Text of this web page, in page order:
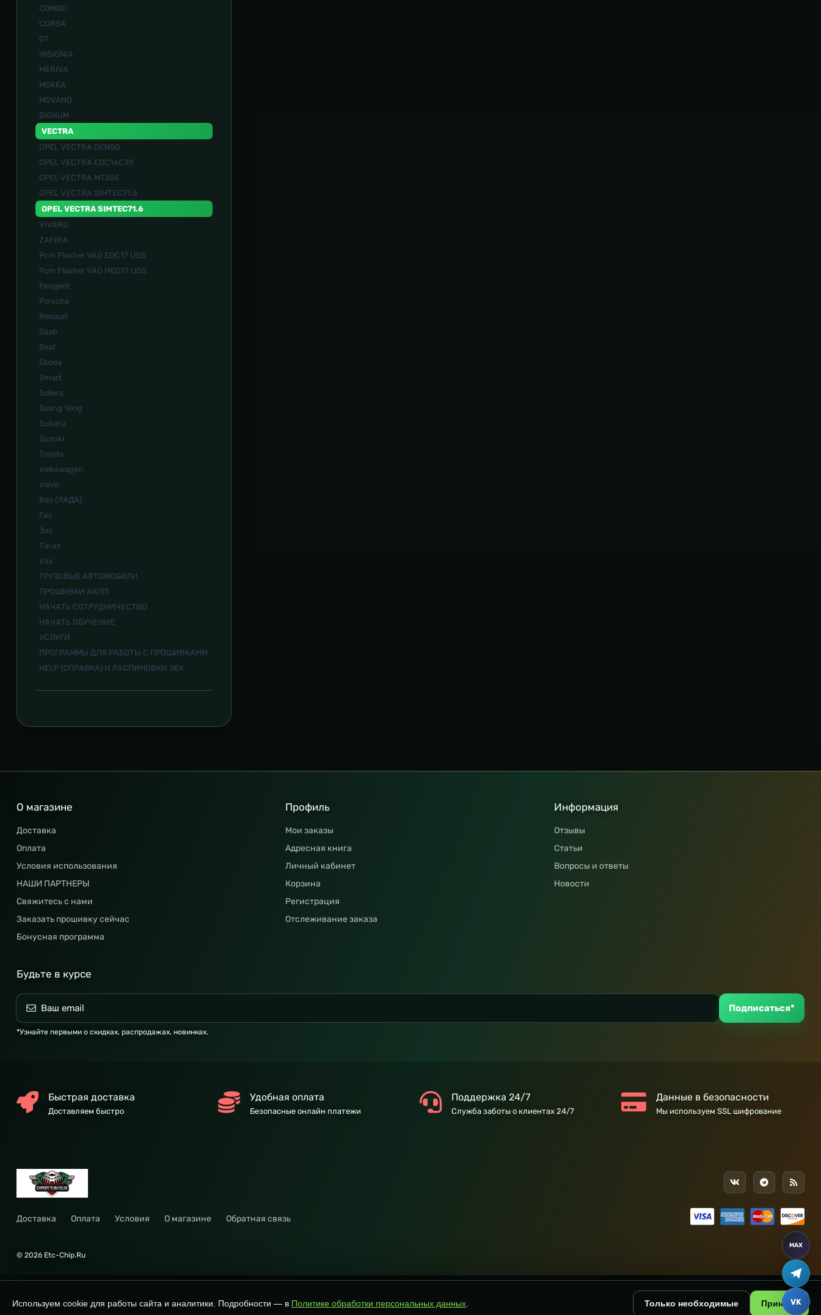
COMBO
CORSA
GT
INSIGNIA
MERIVA
MOKKA
MOVANO
SIGNUM
VECTRA
OPEL VECTRA DENSO
OPEL VECTRA EDC16C39
OPEL VECTRA MT35E
OPEL VECTRA SIMTEC71.5
OPEL VECTRA SIMTEC71.6
VIVARO
ZAFIRA
Pcm Flasher VAG EDC17 UDS
Pcm Flasher VAG MED17 UDS
Peugeot
Porsche
Renault
Saab
Seat
Skoda
Smart
Sollers
Ssang Yong
Subaru
Suzuki
Toyota
Volkswagen
Volvo
Ваз (ЛАДА)
Газ
Заз
Тагаз
Уаз
ГРУЗОВЫЕ АВТОМОБИЛИ
ПРОШИВКИ АКПП
НАЧАТЬ СОТРУДНИЧЕСТВО
НАЧАТЬ ОБУЧЕНИЕ
УСЛУГИ
ПРОГРАММЫ ДЛЯ РАБОТЫ С ПРОШИВКАМИ
HELP (СПРАВКА) И РАСПИНОВКИ ЭБУ
О магазине
Доставка
Оплата
Условия использования
НАШИ ПАРТНЕРЫ
Свяжитесь с нами
Заказать прошивку сейчас
Бонусная программа
Профиль
Мои заказы
Адресная книга
Личный кабинет
Корзина
Регистрация
Отслеживание заказа
Информация
Отзывы
Статьи
Вопросы и ответы
Новости
Будьте в курсе
Подписаться*
*Узнайте первыми о скидках, распродажах, новинках.
Быстрая доставка
Доставляем быстро
Удобная оплата
Безопасные онлайн платежи
Поддержка 24/7
Служба заботы о клиентах 24/7
Данные в безопасности
Мы используем SSL шифрование
Доставка Оплата Условия О магазине Обратная связь
© 2026 Etc-Chip.Ru
Используем cookie для работы сайта и аналитики. Подробности — в Политике обработки персональных данных Только необходимые Принять